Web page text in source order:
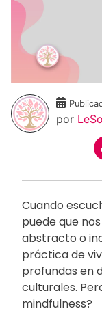
por
Cuando
puede que
abstracto o
práctica de
profundas en
culturales.
mindfulness?